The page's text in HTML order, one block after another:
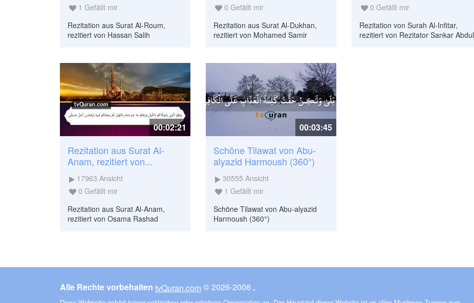
1 Gefällt mir
Rezitation aus Surat Al-Roum,
rezitiert von Hassan Salih
0 Gefällt mir
Rezitation aus Surat Al-Dukhan,
rezitiert von Mohamed Samir
0 Gefällt mir
Rezitation von Surah Al-Infitar,
rezitiert von Rezitator Sankar Abdul
00:02:21
Rezitation aus Surat Al-
Anam, rezitiert von...
17963 Ansicht
0 Gefällt mir
Rezitation aus Surat Al-Anam,
rezitiert von Osama Rashad
00:03:45
Schöne Tilawat von Abu-
alyazid Harmoush (360°)
30555 Ansicht
1 Gefällt mir
Schöne Tilawat von Abu-alyazid
Harmoush (360°)
Alle Rechte vorbehalten tvQuran.com © ـ 2008-2026